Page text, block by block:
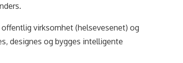
virksomhet (helsevesenet) og
designes og bygges intelligente